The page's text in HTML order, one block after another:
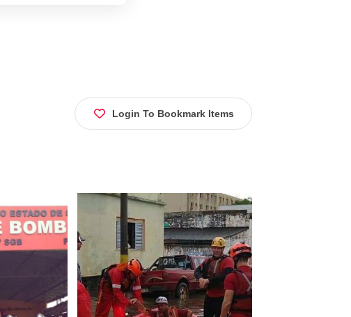
Login To Bookmark Items